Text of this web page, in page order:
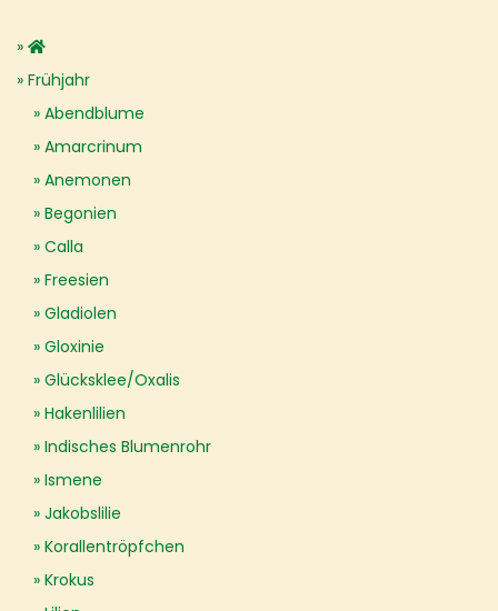
Frühjahr
Abendblume
Amarcrinum
Anemonen
Begonien
Calla
Freesien
Gladiolen
Gloxinie
Glücksklee/Oxalis
Hakenlilien
Indisches Blumenrohr
Ismene
Jakobslilie
Korallentröpfchen
Krokus